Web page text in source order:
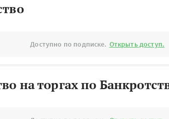
Доступно по подписке. Открыть доступ.
на торгах по